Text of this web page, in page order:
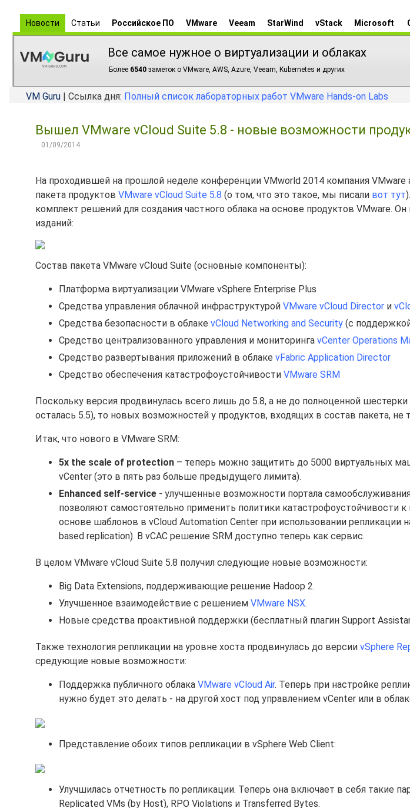
Новости Статьи Российское ПО VMware Veeam StarWind vStack Microsoft
Все самое нужное о виртуализации и облаках
Более 6540 заметок о VMware, AWS, Azure, Veeam, Kubernetes и других
VM Guru | Ссылка дня: Полный список лабораторных работ VMware Hands-on Labs
Вышел VMware vCloud Suite 5.8 - новые возможности
01/09/2014
На проходившей на прошлой неделе конференции VMworld 2014 компания
пакета продуктов VMware vCloud Suite 5.8 (о том, что это такое, мы писали вот тут
комплект решений для создания частного облака на основе продуктов VMware.
изданий:
Состав пакета VMware vCloud Suite (основные компоненты):
Платформа виртуализации VMware vSphere Enterprise Plus
Средства управления облачной инфраструктурой VMware vCloud Director и
Средства безопасности в облаке vCloud Networking and Security (с
Средство централизованного управления и мониторинга vCenter Operations
Средство развертывания приложений в облаке vFabric Application Director
Средство обеспечения катастрофоустойчивости VMware SRM
Поскольку версия продвинулась всего лишь до 5.8, а не до полноценной
осталась 5.5), то новых возможностей у продуктов, входящих в состав пакета, не
Итак, что нового в VMware SRM:
5x the scale of protection – теперь можно защитить до 5000 виртуальных
vCenter (это в пять раз больше предыдущего лимита).
Enhanced self-service - улучшенные возможности портала
позволяют самостоятельно применить политики
основе шаблонов в vCloud Automation Center при использовании репликации
based replication). В vCAC решение SRM доступно теперь как сервис.
В целом VMware vCloud Suite 5.8 получил следующие новые возможности:
Big Data Extensions, поддерживающие решение Hadoop 2.
Улучшенное взаимодействие с решением VMware NSX.
Новые средства проактивной поддержки (бесплатный плагин Support
Также технология репликации на уровне хоста продвинулась до версии vSphere
средующие новые возможности:
Поддержка публичного облака VMware vCloud Air. Теперь при настройке
нужно будет это делать - на другой хост под управлением vCenter или в
Представление обоих типов репликации в vSphere Web Client:
Улучшилась отчетность по репликации. Теперь она включает в себя такие
Replicated VMs (by Host), RPO Violations и Transferred Bytes.